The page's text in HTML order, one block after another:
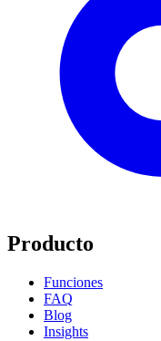
Producto
Funciones
FAQ
Blog
Insights